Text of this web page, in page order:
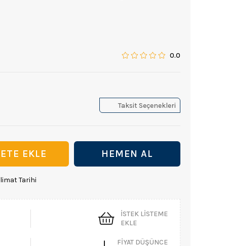
0.0
Taksit Seçenekleri
Tarihi
İSTEK LISTEME
EKLE
FIYAT DÜŞÜNCE